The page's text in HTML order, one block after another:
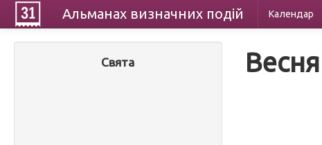
Альманах визначних подій Календар
Свята